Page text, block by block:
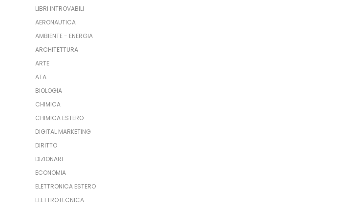
LIBRI INTROVABILI
AERONAUTICA
AMBIENTE - ENERGIA
ARCHITETTURA
ARTE
ATA
BIOLOGIA
CHIMICA
CHIMICA ESTERO
DIGITAL MARKETING
DIRITTO
DIZIONARI
ECONOMIA
ELETTRONICA ESTERO
ELETTROTECNICA